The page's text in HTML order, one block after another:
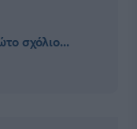
σχόλιο...